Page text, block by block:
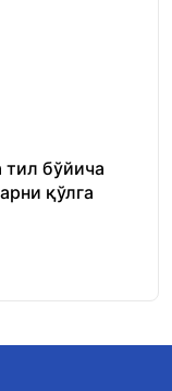
тил бўйича
қўлга